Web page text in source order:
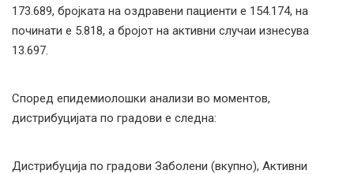
173.689, бројката на оздравени пациенти е 154.174, на
починати е 5.818, а бројот на активни случаи изнесува
13.697.
Според епидемиолошки анализи во моментов,
дистрибуцијата по градови е следна:
Дистрибуција по градови Заболени (вкупно), Активни